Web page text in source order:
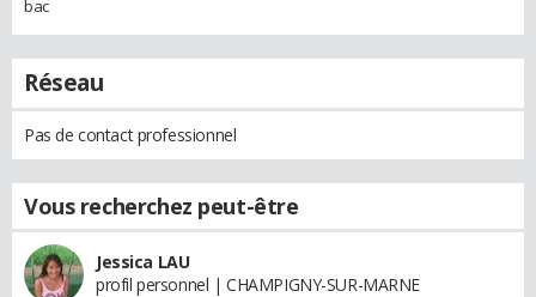
bac
Réseau
Pas de contact professionnel
Vous recherchez peut-être
Jessica LAU
profil personnel | CHAMPIGNY-SUR-MARNE